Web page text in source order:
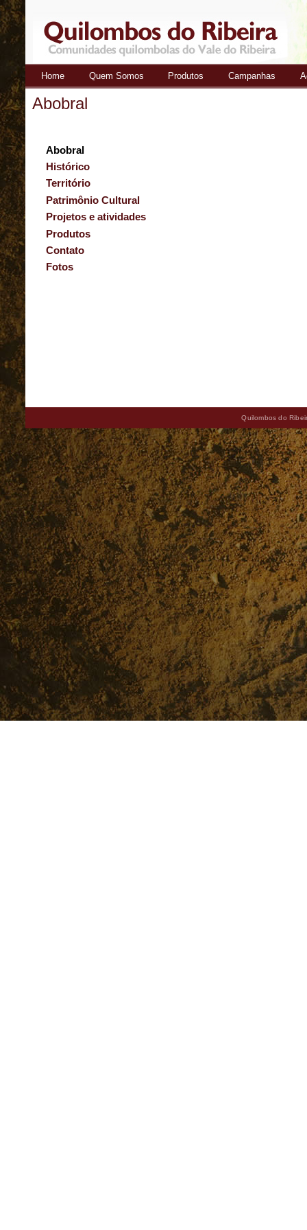
Quilombos
do Ribeira
Home Quem Somos Produtos Campanhas
Abobral
Abobral
Histórico
Território
Patrimônio Cultural
Projetos e atividades
Produtos
Contato
Fotos
Quilombos do